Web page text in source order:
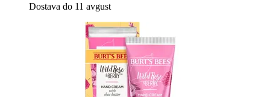
Dostava do 11 avgust